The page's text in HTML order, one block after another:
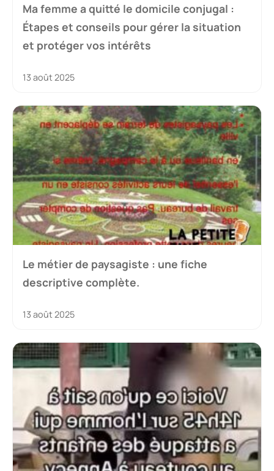
Ma femme a quitté le domicile conjugal :
Étapes et conseils pour gérer la situation
et protéger vos intérêts
13 août 2025
Le métier de paysagiste : une fiche
descriptive complète.
13 août 2025